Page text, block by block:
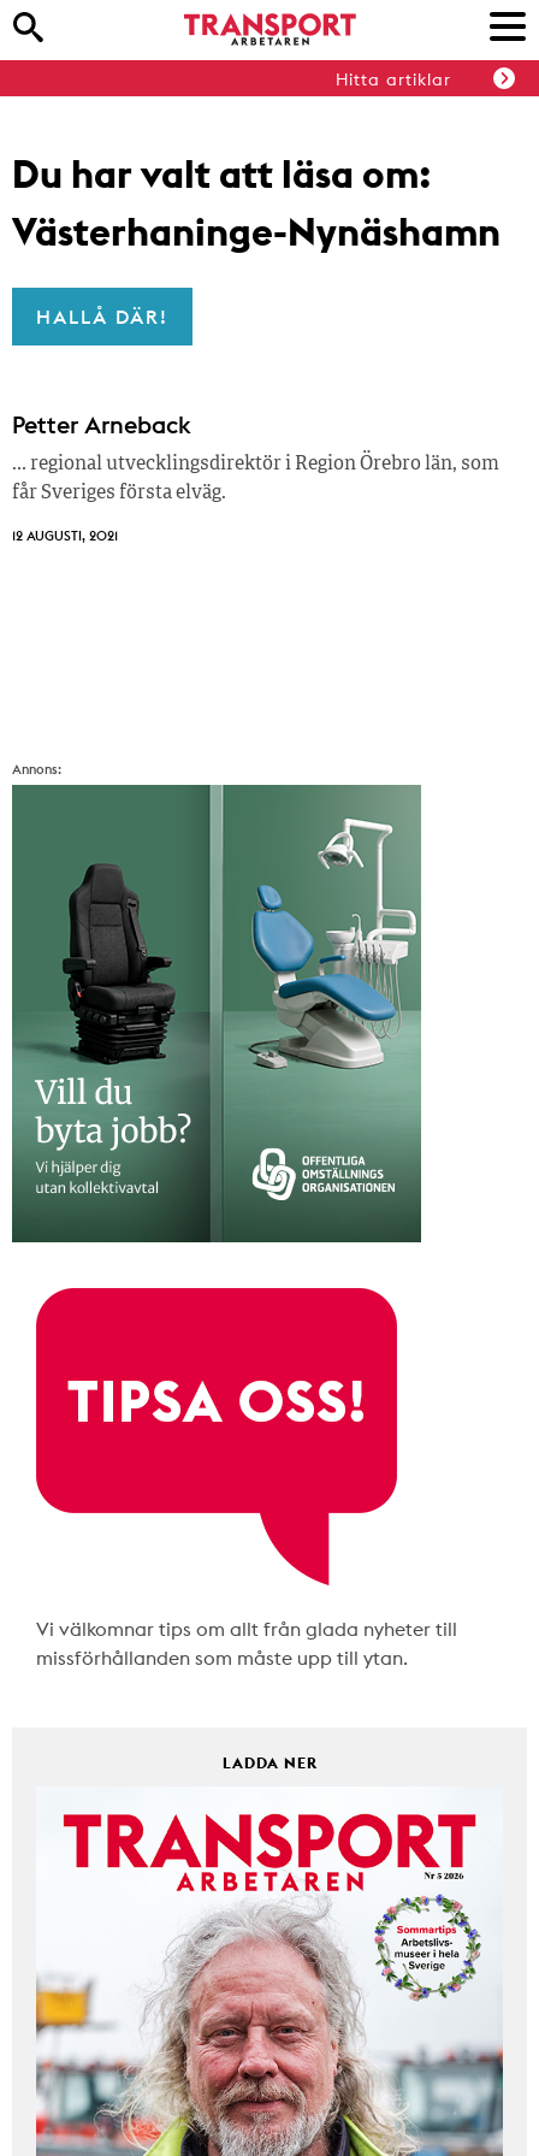
Hitta artiklar
Du har valt att läsa om:
Västerhaninge-Nynäshamn
HALLÅ DÄR!
Petter Arneback
… regional utvecklingsdirektör i Region Örebro län, som
får Sveriges första elväg.
12 AUGUSTI, 2021
Annons:
Vi välkomnar tips om allt från glada nyheter till
missförhållanden som måste upp till ytan.
LADDA NER